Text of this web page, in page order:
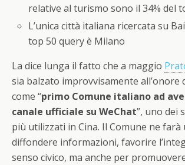
relative al turismo sono il 34% del
L’unica città italiana ricercata su
top 50 query è Milano
La dice lunga il fatto che a maggio
sia balzato improvvisamente all’onore
come “primo Comune italiano ad
canale ufficiale su WeChat”, uno dei
più utilizzati in Cina. Il Comune ne farà
diffondere informazioni, favorire
senso civico, ma anche per